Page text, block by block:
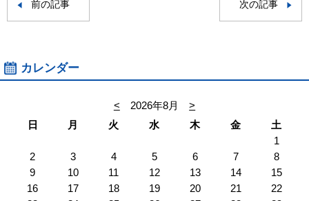
前の記事 次の記事
カレンダー
< 2026年8月
>
日
月 火 水 木 金
土
1
2
3 4 5 6 7
8
9
10 11 12 13 14
15
16
17 18 19 20 21
22